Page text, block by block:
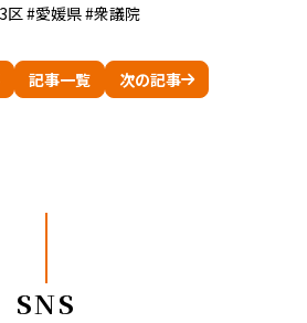
区 #愛媛県 #衆議院
記事一覧 次の記事
SNS